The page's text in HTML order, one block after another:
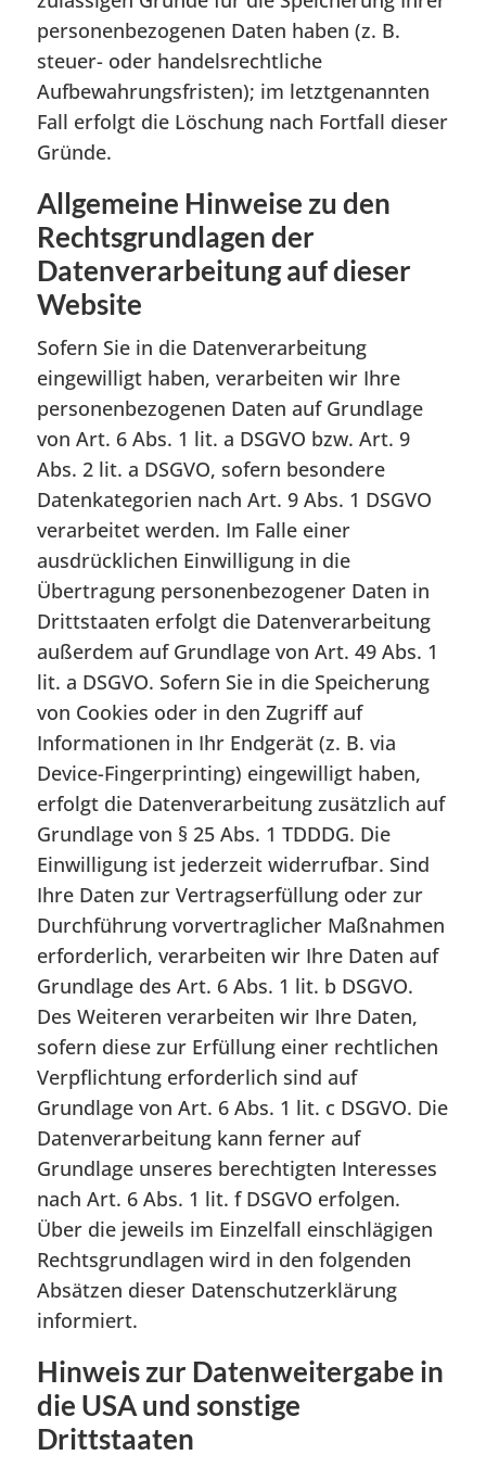
personenbezogenen Daten haben (z. B.
steuer- oder handelsrechtliche
Aufbewahrungsfristen); im letztgenannten
Fall erfolgt die Löschung nach Fortfall dieser
Gründe.
Allgemeine Hinweise zu den
Rechtsgrundlagen der
Datenverarbeitung auf dieser
Website
Sofern Sie in die Datenverarbeitung
eingewilligt haben, verarbeiten wir Ihre
personenbezogenen Daten auf Grundlage
von Art. 6 Abs. 1 lit. a DSGVO bzw. Art. 9
Abs. 2 lit. a DSGVO, sofern besondere
Datenkategorien nach Art. 9 Abs. 1 DSGVO
verarbeitet werden. Im Falle einer
ausdrücklichen Einwilligung in die
Übertragung personenbezogener Daten in
Drittstaaten erfolgt die Datenverarbeitung
außerdem auf Grundlage von Art. 49 Abs. 1
lit. a DSGVO. Sofern Sie in die Speicherung
von Cookies oder in den Zugriff auf
Informationen in Ihr Endgerät (z. B. via
Device-Fingerprinting) eingewilligt haben,
erfolgt die Datenverarbeitung zusätzlich auf
Grundlage von § 25 Abs. 1 TDDDG. Die
Einwilligung ist jederzeit widerrufbar. Sind
Ihre Daten zur Vertragserfüllung oder zur
Durchführung vorvertraglicher Maßnahmen
erforderlich, verarbeiten wir Ihre Daten auf
Grundlage des Art. 6 Abs. 1 lit. b DSGVO.
Des Weiteren verarbeiten wir Ihre Daten,
sofern diese zur Erfüllung einer rechtlichen
Verpflichtung erforderlich sind auf
Grundlage von Art. 6 Abs. 1 lit. c DSGVO. Die
Datenverarbeitung kann ferner auf
Grundlage unseres berechtigten Interesses
nach Art. 6 Abs. 1 lit. f DSGVO erfolgen.
Über die jeweils im Einzelfall einschlägigen
Rechtsgrundlagen wird in den folgenden
Absätzen dieser Datenschutzerklärung
informiert.
Hinweis zur Datenweitergabe in
die USA und sonstige
Drittstaaten